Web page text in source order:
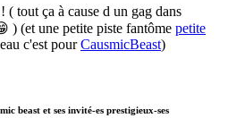
tout ça à cause d un gag dans
) (et une petite piste fantôme petite
c'est pourCausmicBeast)
beast et ses invité-es prestigieux-ses